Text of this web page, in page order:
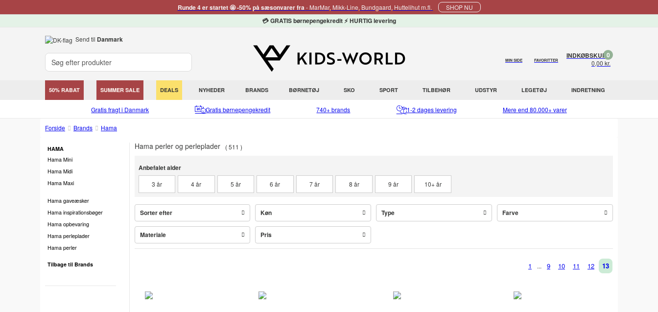
Runde 4 er startet 🤩 -50% på sæsonvarer fra- MarMar, Mikk-Line, Bundgaard, Huttelihut m.fl. SHOP NU
💳 GRATIS børnepengekredit ⚡ HURTIG levering
Send til Danmark
MIN SIDE FAVORITTER
INDKØBSKURV
0,00 kr.
0
50% RABAT SUMMER SALE DEALS NYHEDER BRANDS BØRNETØJ SKO SPORT TILBEHØR UDSTYR LEGETØJ INDRETNING
Gratis fragt i Danmark Gratis børnepengekredit 740+ brands 1-2 dages levering Mere end 80.000+ varer
Forside Brands Hama
HAMA
Hama Mini
Hama Midi
Hama Maxi
Hama gaveæsker
Hama inspirationsbøger
Hama opbevaring
Hama perleplader
Hama perler
Tilbage til Brands
Hama perler og perleplader
511
Anbefalet alder
3 år 4 år 5 år 6 år 7 år 8 år 9 år 10+ år
Sorter efter Køn Type Farve
Materiale Pris
1 ... 9 10 11 12 13